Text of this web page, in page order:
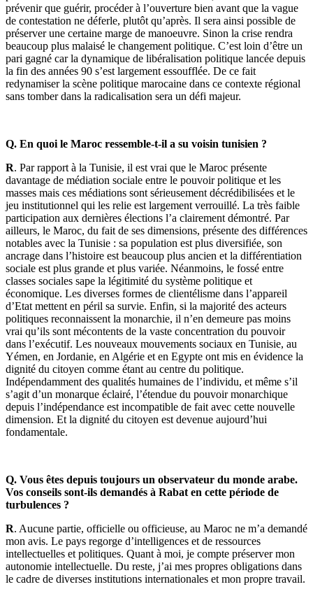
prévenir que guérir, procéder à l’ouverture bien avant que la vague
de contestation ne déferle, plutôt qu’après. Il sera ainsi possible de
préserver une certaine marge de manoeuvre. Sinon la crise rendra
beaucoup plus malaisé le changement politique. C’est loin d’être un
pari gagné car la dynamique de libéralisation politique lancée depuis
la fin des années 90 s’est largement essoufflée. De ce fait
redynamiser la scène politique marocaine dans ce contexte régional
sans tomber dans la radicalisation sera un défi majeur.
Q. En quoi le Maroc ressemble-t-il a su voisin tunisien ?
R. Par rapport à la Tunisie, il est vrai que le Maroc présente
davantage de médiation sociale entre le pouvoir politique et les
masses mais ces médiations sont sérieusement décrédibilisées et le
jeu institutionnel qui les relie est largement verrouillé. La très faible
participation aux dernières élections l’a clairement démontré. Par
ailleurs, le Maroc, du fait de ses dimensions, présente des différences
notables avec la Tunisie : sa population est plus diversifiée, son
ancrage dans l’histoire est beaucoup plus ancien et la différentiation
sociale est plus grande et plus variée. Néanmoins, le fossé entre
classes sociales sape la légitimité du système politique et
économique. Les diverses formes de clientélisme dans l’appareil
d’Etat mettent en péril sa survie. Enfin, si la majorité des acteurs
politiques reconnaissent la monarchie, il n’en demeure pas moins
vrai qu’ils sont mécontents de la vaste concentration du pouvoir
dans l’exécutif. Les nouveaux mouvements sociaux en Tunisie, au
Yémen, en Jordanie, en Algérie et en Egypte ont mis en évidence la
dignité du citoyen comme étant au centre du politique.
Indépendamment des qualités humaines de l’individu, et même s’il
s’agit d’un monarque éclairé, l’étendue du pouvoir monarchique
depuis l’indépendance est incompatible de fait avec cette nouvelle
dimension. Et la dignité du citoyen est devenue aujourd’hui
fondamentale.
Q. Vous êtes depuis toujours un observateur du monde arabe.
Vos conseils sont-ils demandés à Rabat en cette période de
turbulences ?
R. Aucune partie, officielle ou officieuse, au Maroc ne m’a demandé
mon avis. Le pays regorge d’intelligences et de ressources
intellectuelles et politiques. Quant à moi, je compte préserver mon
autonomie intellectuelle. Du reste, j’ai mes propres obligations dans
le cadre de diverses institutions internationales et mon propre travail.